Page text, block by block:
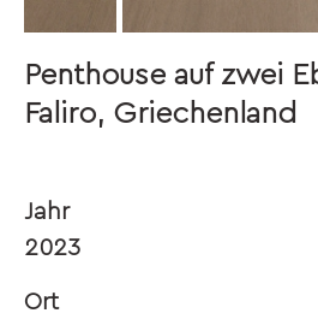
Penthouse auf zwei
Faliro, Griechenland
Jahr
2023
Ort